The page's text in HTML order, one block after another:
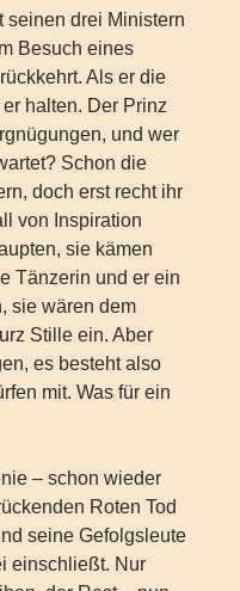
seinen drei Ministern
Besuch eines
Als er die
halten. Der Prinz
und wer
Schon die
doch erst recht ihr
von Inspiration
sie kämen
Tänzerin und er ein
sie wären dem
Stille ein. Aber
es besteht also
mit. Was für ein
– schon wieder
Roten Tod
seine Gefolgsleute
einschließt. Nur